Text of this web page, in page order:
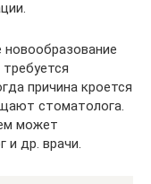
новообразование
причина кроется
стоматолога.
может
и др. врачи.